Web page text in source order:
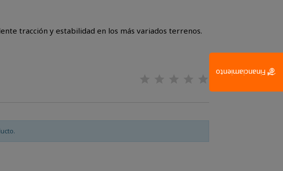
tracción y estabilidad en los más variados terrenos.
Financiamiento